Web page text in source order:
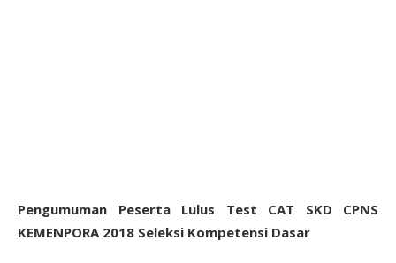
Pengumuman Peserta Lulus Test CAT SKD CPNS
KEMENPORA 2018 Seleksi Kompetensi Dasar